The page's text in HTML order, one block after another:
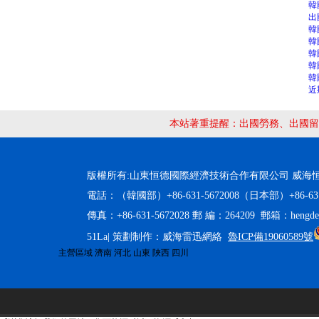
韓
出
韓
韓
韓
韓
韓
近
本站著重提醒：出國勞務、出國
版權所有:山東恒德國際經濟技術合作有限公司 威海
電話：（韓國部）+86-631-5672008（日本部）+86-
傳真：+86-631-5672028 郵 編：264209 郵箱：
51La| 策劃制作：威海雷迅網絡 魯ICP備19060589號
主營區域 濟南 河北 山東 陜西 四川